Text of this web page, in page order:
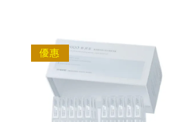
優惠